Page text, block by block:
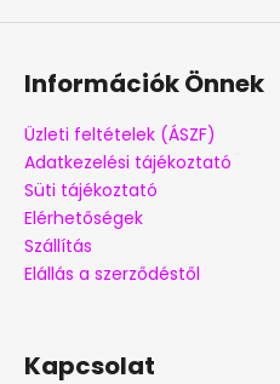
Információk Önnek
Üzleti feltételek (ÁSZF)
Adatkezelési tájékoztató
Süti tájékoztató
Elérhetőségek
Szállítás
Elállás a szerződéstől
Kapcsolat